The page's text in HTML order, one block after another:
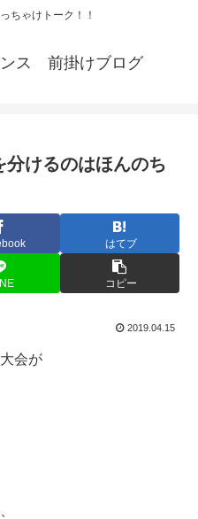
ちゃけトーク！！
ス 前掛けブログ
分けるのはほんのち
はてブ
コピー
2019.04.15
会が